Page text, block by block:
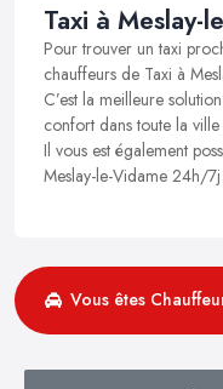
Taxi à Meslay-
Pour trouver un taxi
chauffeurs de Taxi à
C’est la meilleure
confort dans toute la
Il vous est également
Meslay-le-Vidame 24h/7j
Vous êtes